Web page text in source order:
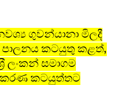
ගුවන්යානා මිලදී
කටයුතු කළත්,
ලංකන් සමාගම
කටයුත්තට